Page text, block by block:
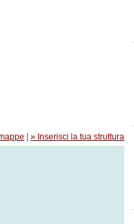
» Inserisci la tua struttura